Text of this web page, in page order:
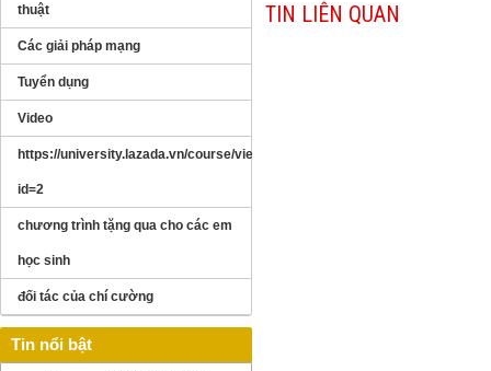
thuật
Các giải pháp mạng
Tuyển dụng
Video
https://university.lazada.vn/course/view.php?
id=2
chương trình tặng qua cho các em
học sinh
đối tác của chí cường
Tin nổi bật
TIN LIÊN QUAN